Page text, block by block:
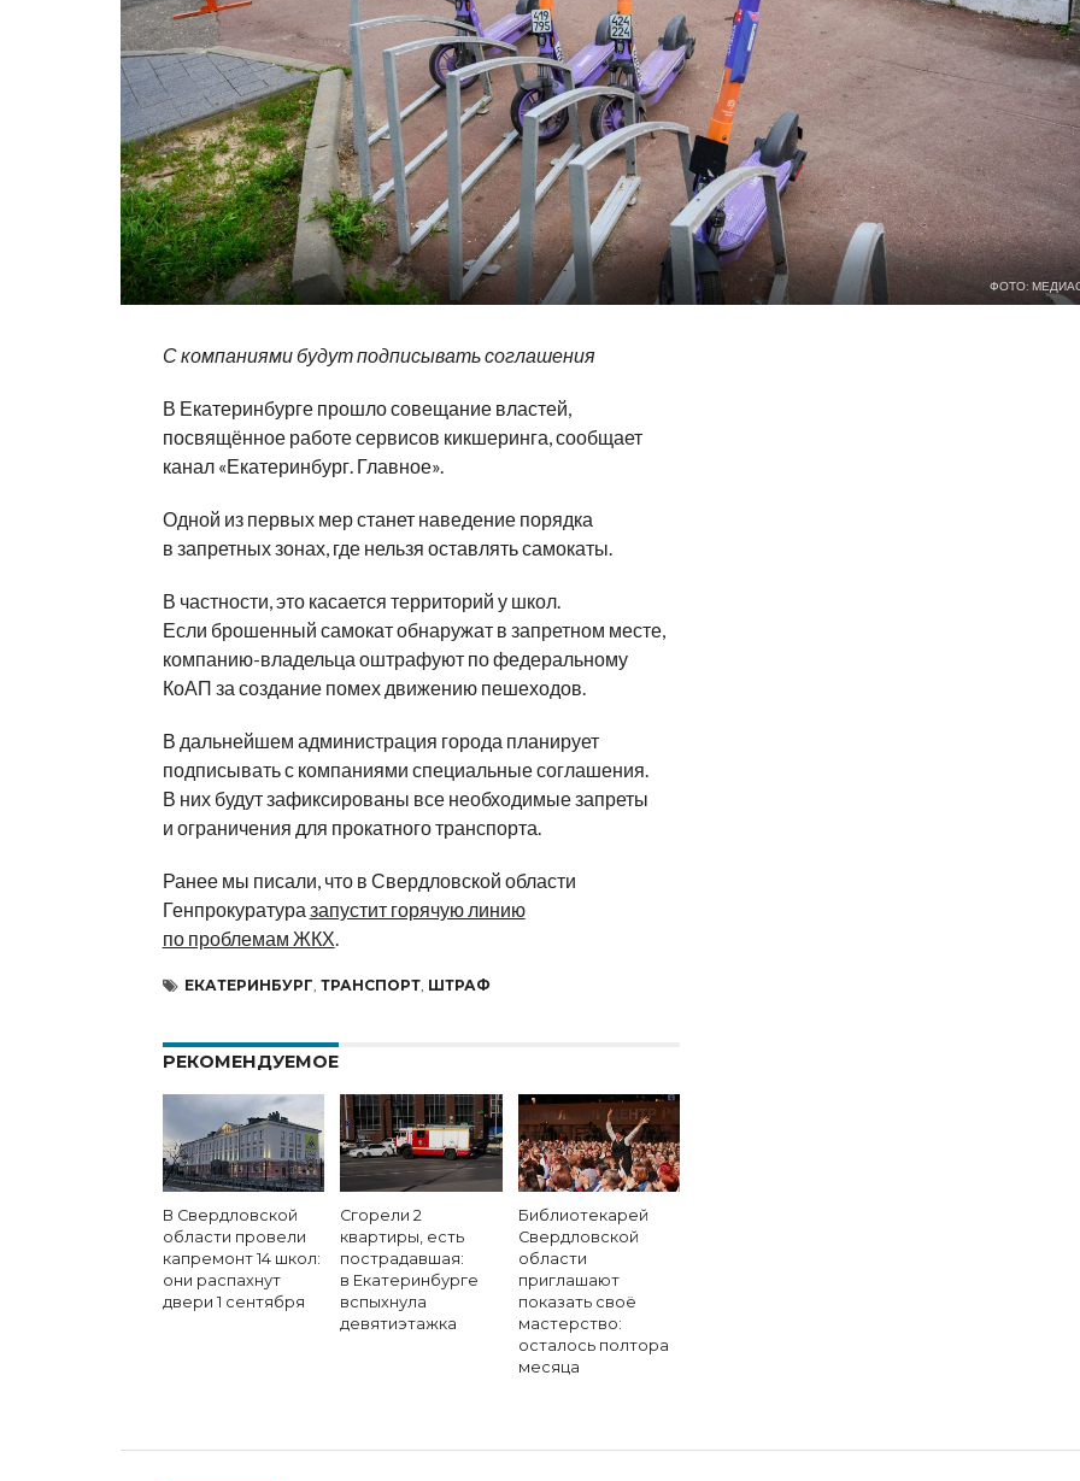
ФОТО:
С компаниями будут подписывать соглашения
В Екатеринбурге прошло совещание властей,
посвящённое работе сервисов кикшеринга, сообщает
канал «Екатеринбург. Главное».
Одной из первых мер станет наведение порядка
в запретных зонах, где нельзя оставлять самокаты.
В частности, это касается территорий у школ.
Если брошенный самокат обнаружат в запретном месте,
компанию-владельца оштрафуют по федеральному
КоАП за создание помех движению пешеходов.
В дальнейшем администрация города планирует
подписывать с компаниями специальные соглашения.
В них будут зафиксированы все необходимые запреты
и ограничения для прокатного транспорта.
Ранее мы писали, что в Свердловской области
Генпрокуратура запустит горячую линию
по проблемам ЖКХ.
ЕКАТЕРИНБУРГ, ТРАНСПОРТ, ШТРАФ
РЕКОМЕНДУЕМОЕ
В Свердловской
области провели
капремонт 14 школ:
они распахнут
двери 1 сентября
Сгорели 2
квартиры, есть
пострадавшая:
в Екатеринбурге
вспыхнула
девятиэтажка
Библиотекарей
Свердловской
области
приглашают
показать своё
мастерство:
осталось полтора
месяца